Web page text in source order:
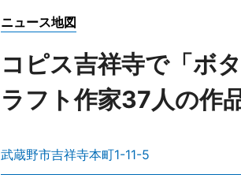
ニュース地図
コピス吉祥寺で「ボ
ラフト作家37人の作
武蔵野市吉祥寺本町1-11-5